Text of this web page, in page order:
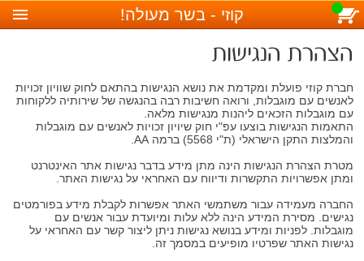
סל קניות ( קוזי - בשר מעולה!
הצהרת הנגישות
חברת קוזי פועלת ומקדמת את נושא הנגישות בהתאם לחוק שוויון זכויות
לאנשים עם מוגבלות, ורואה חשיבות רבה בהנגשה של שירותיה ללקוחות
עם מוגבלות הזכאים ליהנות מנגישות מלאה.
התאמות הנגישות בוצעו עפ"י חוק שיויון זכויות לאנשים עם מוגבלות
והמלצות התקן הישראלי (ת"י 5568) ברמה AA.
מטרת הצהרת הנגישות הינה מתן מידע בדבר נגישות אתר האינטרנט
ומתן אפשרויות התקשרות ודיווח עם האחראי על נגישות האתר.
החברה מעמידה עבור משתמשי האתר אפשרות לקבלת מידע בפורמטים
נגישים. מסירת המידע הינה ללא עלות ומיועדת עבור אנשים עם
מוגבלות. לפניות ומידע בנושא נגישות ניתן ליצור קשר עם האחראי על
נגישות האתר שפרטיו מופיעים במסמך זה.